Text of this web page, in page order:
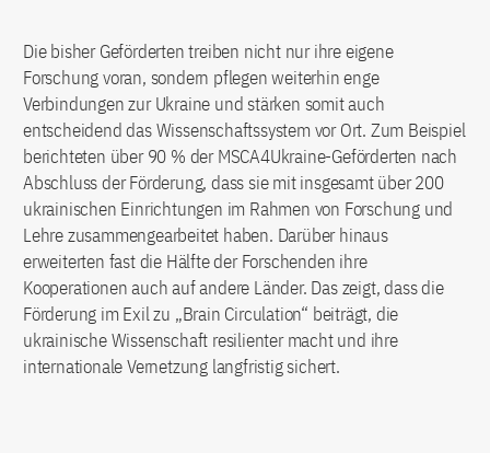
Die bisher Geförderten treiben nicht nur ihre eigene
Forschung voran, sondern pflegen weiterhin enge
Verbindungen zur Ukraine und stärken somit auch
entscheidend das Wissenschaftssystem vor Ort. Zum Beispiel
berichteten über 90 % der MSCA4Ukraine-Geförderten nach
Abschluss der Förderung, dass sie mit insgesamt über 200
ukrainischen Einrichtungen im Rahmen von Forschung und
Lehre zusammengearbeitet haben. Darüber hinaus
erweiterten fast die Hälfte der Forschenden ihre
Kooperationen auch auf andere Länder. Das zeigt, dass die
Förderung im Exil zu „Brain Circulation“ beiträgt, die
ukrainische Wissenschaft resilienter macht und ihre
internationale Vernetzung langfristig sichert.